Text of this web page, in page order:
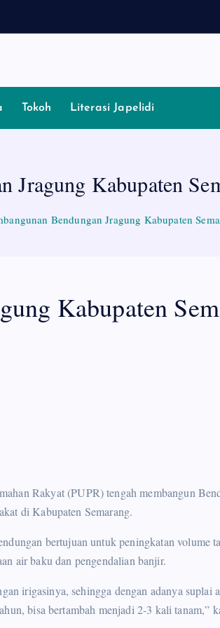
Tokoh Literasi Japelidi
Jragung Kabupaten
Bendungan Jragung Kabupaten
Kabupaten
Rakyat (PUPR) tengah membangun
di Kabupaten Semarang.
bertujuan untuk peningkatan volume
air baku dan pengendalian banjir.
irigasinya, sehingga dengan adanya suplai
bisa bertambah menjadi 2-3 kali tanam,”